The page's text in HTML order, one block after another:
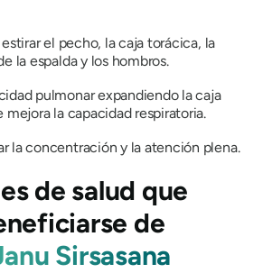
el pecho, la caja torácica, la
la espalda y los hombros.
pulmonar expandiendo la caja
mejora la capacidad respiratoria.
la concentración y la atención plena.
de salud que
de
Sirsasana